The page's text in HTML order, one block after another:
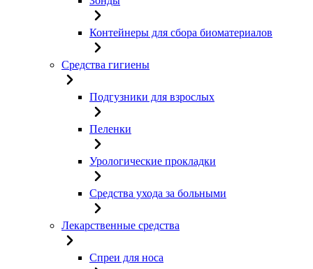
Контейнеры для сбора биоматериалов
Средства гигиены
Подгузники для взрослых
Пеленки
Урологические прокладки
Средства ухода за больными
Лекарственные средства
Спреи для носа